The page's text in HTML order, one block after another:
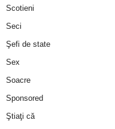
Scotieni
Seci
Şefi de state
Sex
Soacre
Sponsored
Ştiaţi că